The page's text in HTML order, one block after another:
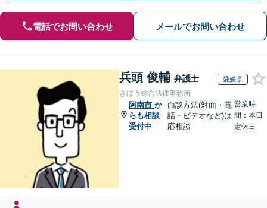
電話でお問い合わせ メールでお問い合わせ
兵頭 俊輔 弁護士 愛媛県
きぼう綜合法律事務所
阿南市 か
らも相談
受付中
面談方法(対面・電
話・ビデオなど)は
応相談
営業時
間：本日
定休日